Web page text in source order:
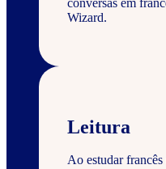
Wizard.
Leitura
Ao estudar